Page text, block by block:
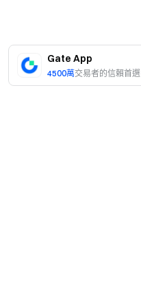
Gate App
4500萬交易者的信賴首選